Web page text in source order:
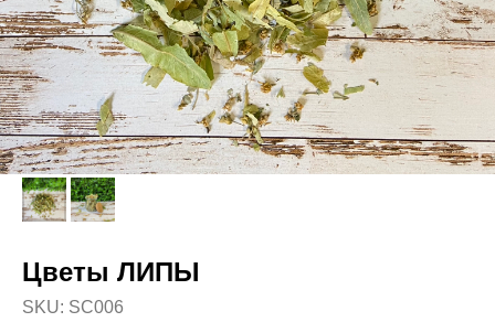
Цветы ЛИПЫ
SKU: SC006